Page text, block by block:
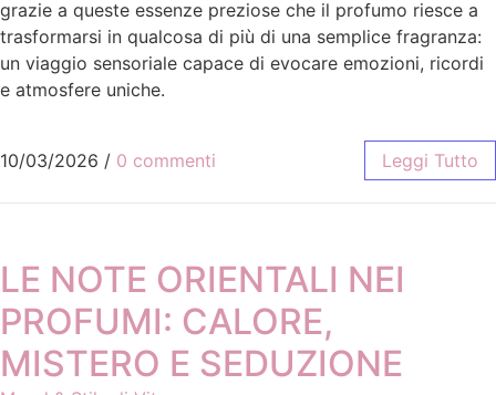
grazie a queste essenze preziose che il profumo riesce a
trasformarsi in qualcosa di più di una semplice fragranza:
un viaggio sensoriale capace di evocare emozioni, ricordi
e atmosfere uniche.
10/03/2026 / 0 commenti Leggi Tutto
LE NOTE ORIENTALI NEI
PROFUMI: CALORE,
MISTERO E SEDUZIONE